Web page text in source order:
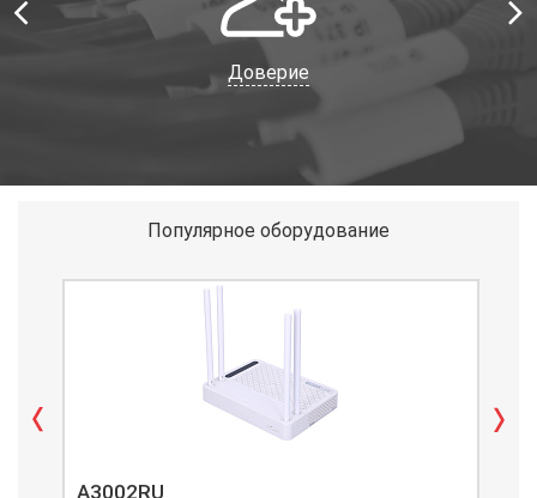
Доверие
Популярное оборудование
A3002RU